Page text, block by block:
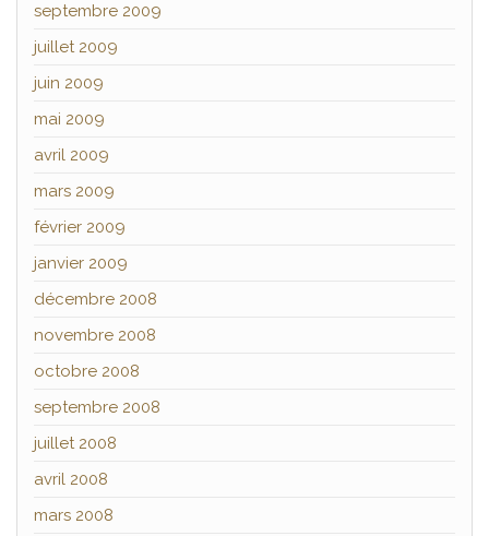
septembre 2009
juillet 2009
juin 2009
mai 2009
avril 2009
mars 2009
février 2009
janvier 2009
décembre 2008
novembre 2008
octobre 2008
septembre 2008
juillet 2008
avril 2008
mars 2008